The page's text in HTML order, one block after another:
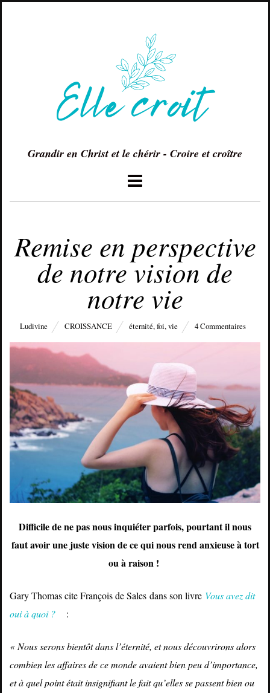
Grandir en Christ et le chérir - Croire et croître
Remise en perspective
de notre vision de
notre vie
Ludivine CROISSANCE éternité,foi,vie 4 Commentaires
Difficile de ne pas nous inquiéter parfois, pourtant il nous
faut avoir une juste vision de ce qui nous rend anxieuse à tort
ou à raison !
Gary Thomas cite François de Sales dans son livre Vous avez dit
oui à quoi ?
:
« Nous serons bientôt dans l’éternité, et nous découvrirons alors
combien les affaires de ce monde avaient bien peu d’importance,
et à quel point était insignifiant le fait qu’elles se passent bien ou